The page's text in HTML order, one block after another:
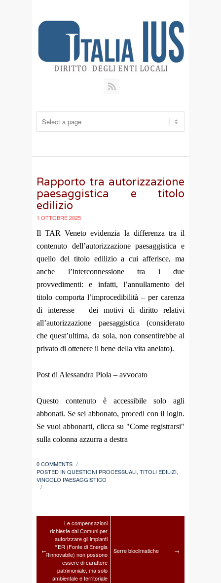
Rapporto tra autorizzazione
paesaggistica e titolo
edilizio
1 OTTOBRE 2025
Il TAR Veneto evidenzia la differenza tra il
contenuto dell’autorizzazione paesaggistica e
quello del titolo edilizio a cui afferisce, ma
anche l’interconnessione tra i due
provvedimenti: e infatti, l’annullamento del
titolo comporta l’improcedibilità – per carenza
di interesse – dei motivi di diritto relativi
all’autorizzazione paesaggistica (considerato
che quest’ultima, da sola, non consentirebbe al
privato di ottenere il bene della vita anelato).
Post di Alessandra Piola – avvocato
Questo contenuto è accessibile solo agli
abbonati. Se sei abbonato, procedi con il login.
Se vuoi abbonarti, clicca su "Come registrarsi"
sulla colonna azzurra a destra
0 COMMENTS /
POSTED IN QUESTIONI PROCESSUALI,TITOLI EDILIZI,
VINCOLO PAESAGGISTICO
/
←
Le compensazioni
richieste dai Comuni per
autorizzare gli impianti
FER (Fonte di Energia
Rinnovabile) non possono
essere di carattere
patrimoniale, ma solo
ambientale e territoriale
Serre bioclimatiche →